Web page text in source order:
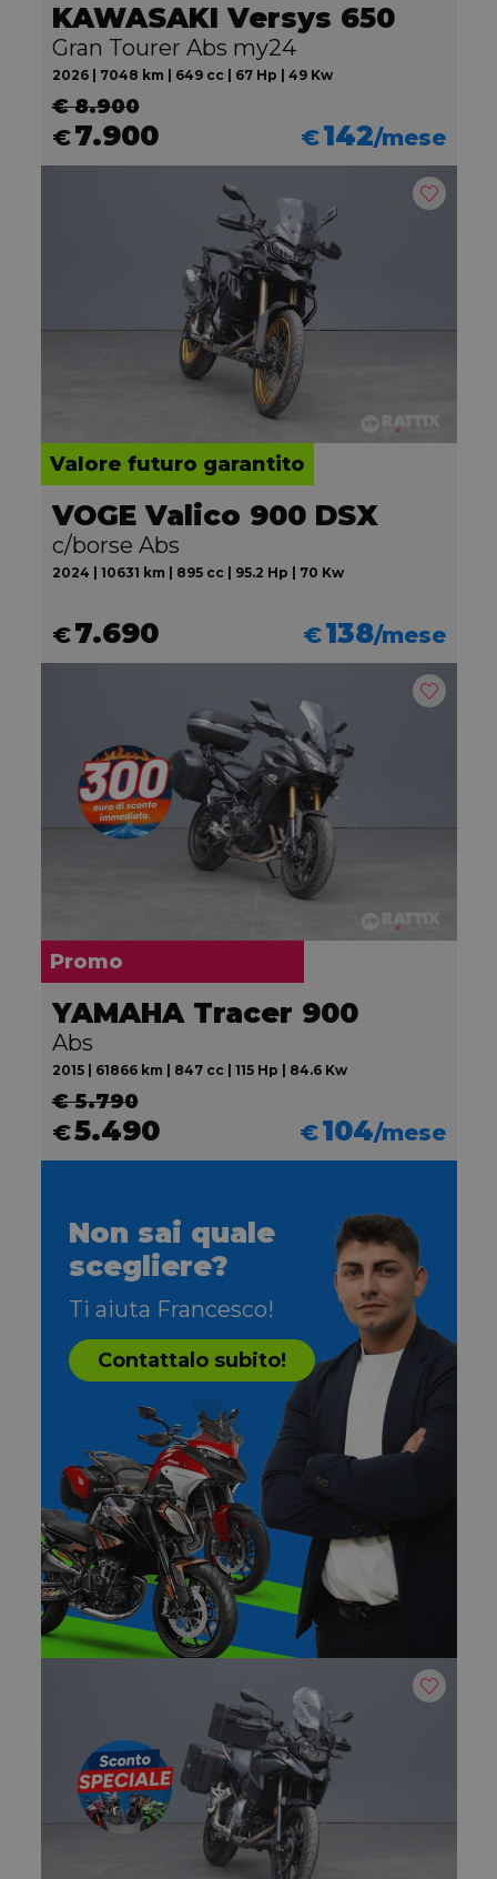
KAWASAKI Versys 650
Gran Tourer Abs my24
2026 | 7048 km | 649 cc | 67 Hp | 49 Kw
€ 8.900
€7.900 €142/mese
Valore futuro garantito
VOGE Valico 900 DSX
c/borse Abs
2024 | 10631 km | 895 cc | 95.2 Hp | 70 Kw
€7.690 €138/mese
Promo
YAMAHA Tracer 900
Abs
2015 | 61866 km | 847 cc | 115 Hp | 84.6 Kw
€ 5.790
€5.490 €104/mese
Non sai quale
scegliere?
Ti aiuta Francesco!
Contattalo subito!